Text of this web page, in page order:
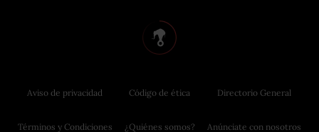
Aviso de privacidad
Términos y Condiciones
Código de ética
¿Quiénes somos?
Directorio General
Anúnciate con nosotros